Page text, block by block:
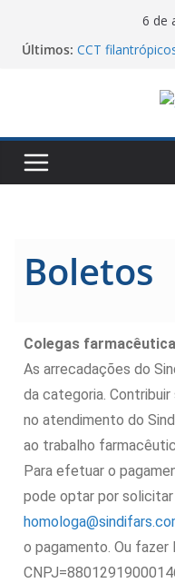
6 de
Últimos: CCT
Assistência
Cartilha do
Piso salarial
Boletos
Colegas
As arrecadações do
da categoria.
no atendimento do
ao trabalho
Para efetuar o
pode optar por solicitar
o pagamento. Ou fazer